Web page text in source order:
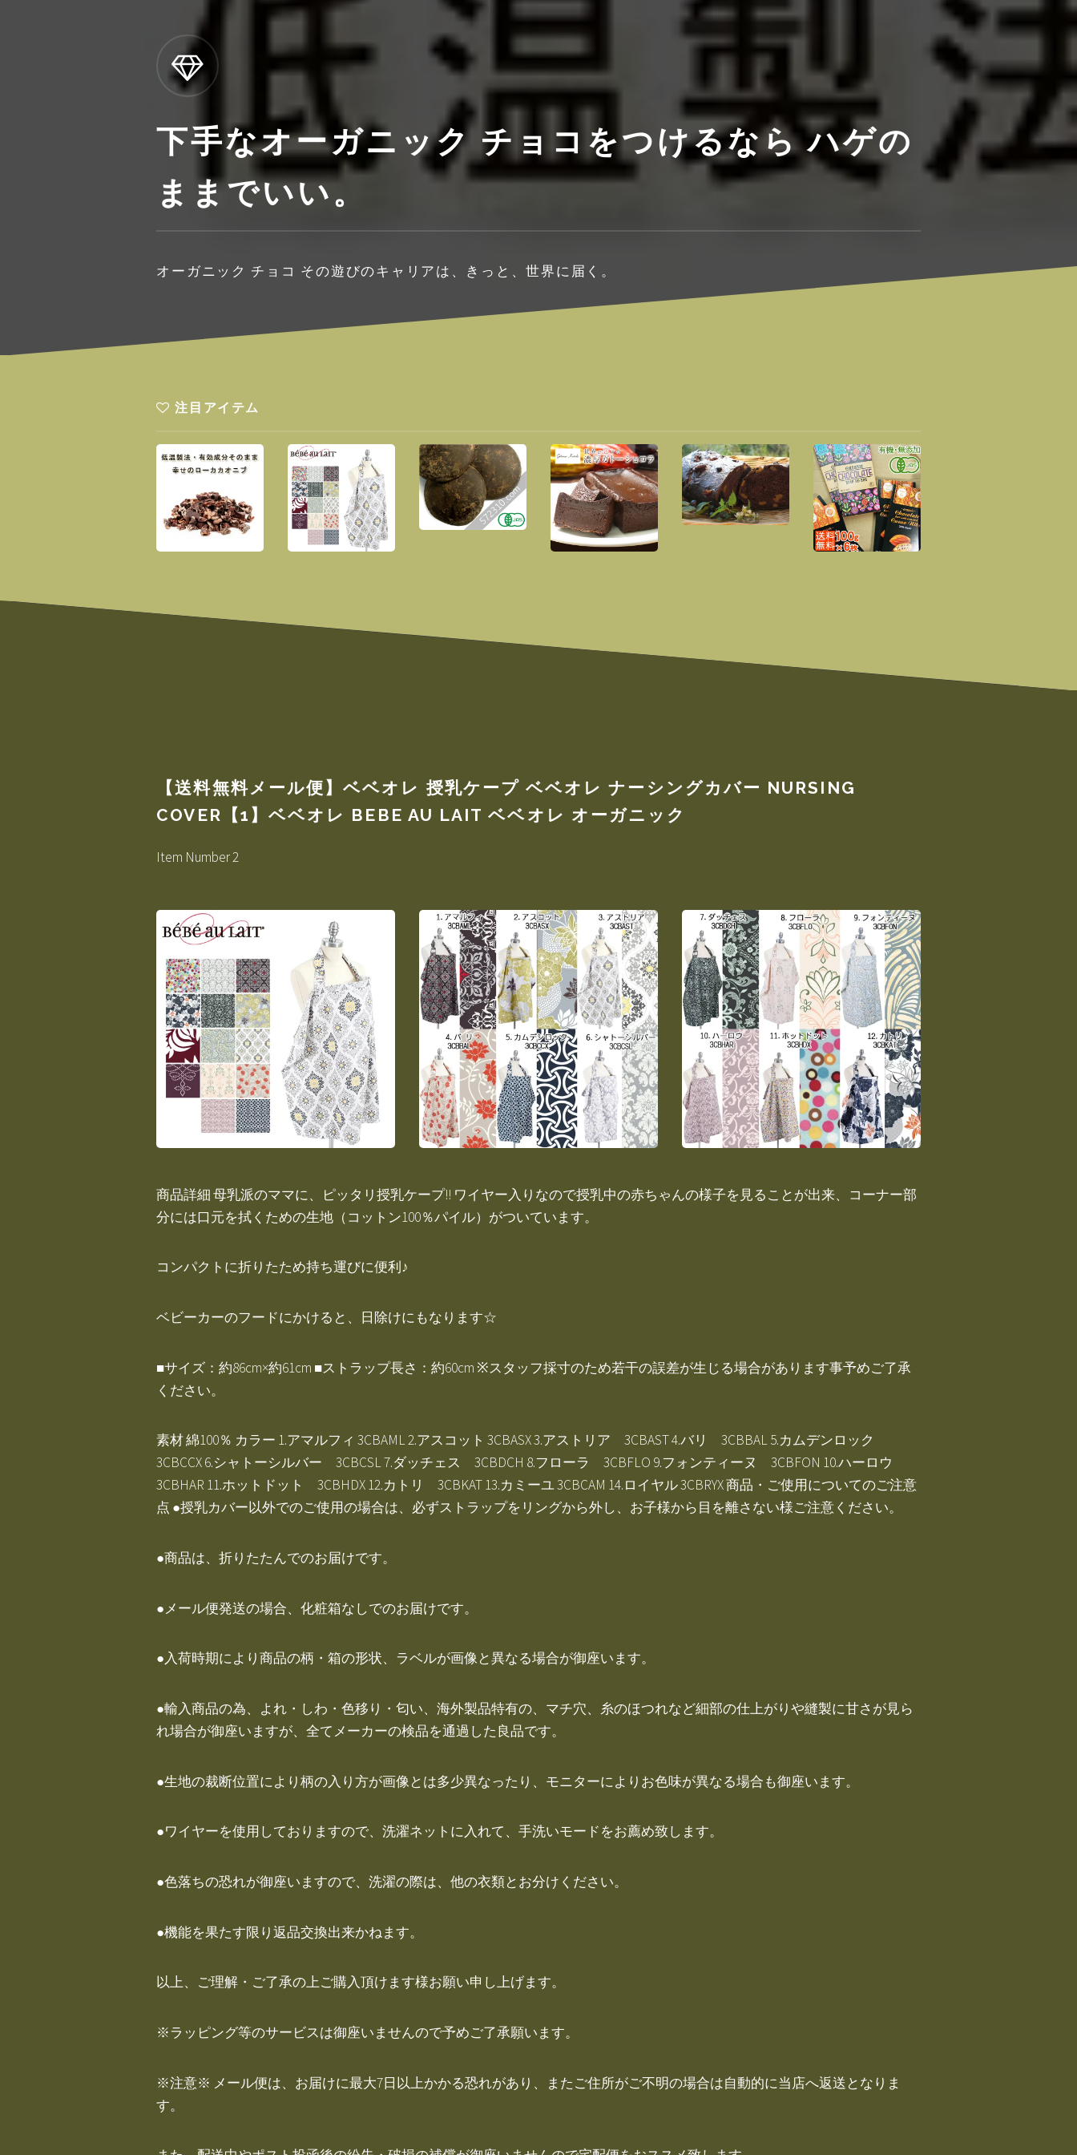
下手なオーガニック チョコをつけるなら ハゲの
ままでいい。
オーガニック チョコ その遊びのキャリアは、きっと、世界に届く。
注目アイテム
【送料無料メール便】ベベオレ 授乳ケープ ベベオレ ナーシングカバー NURSING
COVER【1】ベベオレ BEBE AU LAIT ベベオレ オーガニック
Item Number 2
商品詳細 母乳派のママに、ピッタリ授乳ケープ!! ワイヤー入りなので授乳中の赤ちゃんの様子を見ることが出来、コーナー部
分には口元を拭くための生地（コットン100％パイル）がついています。
コンパクトに折りたため持ち運びに便利♪
ベビーカーのフードにかけると、日除けにもなります☆
■サイズ：約86cm×約61cm ■ストラップ長さ：約60cm ※スタッフ採寸のため若干の誤差が生じる場合があります事予めご了承
ください。
素材 綿100％ カラー 1.アマルフィ 3CBAML 2.アスコット 3CBASX 3.アストリア 3CBAST 4.バリ 3CBBAL 5.カムデンロック
3CBCCX 6.シャトーシルバー 3CBCSL 7.ダッチェス 3CBDCH 8.フローラ 3CBFLO 9.フォンティーヌ 3CBFON 10.ハーロウ
3CBHAR 11.ホットドット 3CBHDX 12.カトリ 3CBKAT 13.カミーユ 3CBCAM 14.ロイヤル 3CBRYX 商品・ご使用についてのご注意
点 ●授乳カバー以外でのご使用の場合は、必ずストラップをリングから外し、お子様から目を離さない様ご注意ください。
●商品は、折りたたんでのお届けです。
●メール便発送の場合、化粧箱なしでのお届けです。
●入荷時期により商品の柄・箱の形状、ラベルが画像と異なる場合が御座います。
●輸入商品の為、よれ・しわ・色移り・匂い、海外製品特有の、マチ穴、糸のほつれなど細部の仕上がりや縫製に甘さが見ら
れ場合が御座いますが、全てメーカーの検品を通過した良品です。
●生地の裁断位置により柄の入り方が画像とは多少異なったり、モニターによりお色味が異なる場合も御座います。
●ワイヤーを使用しておりますので、洗濯ネットに入れて、手洗いモードをお薦め致します。
●色落ちの恐れが御座いますので、洗濯の際は、他の衣類とお分けください。
●機能を果たす限り返品交換出来かねます。
以上、ご理解・ご了承の上ご購入頂けます様お願い申し上げます。
※ラッピング等のサービスは御座いませんので予めご了承願います。
※注意※ メール便は、お届けに最大7日以上かかる恐れがあり、またご住所がご不明の場合は自動的に当店へ返送となりま
す。